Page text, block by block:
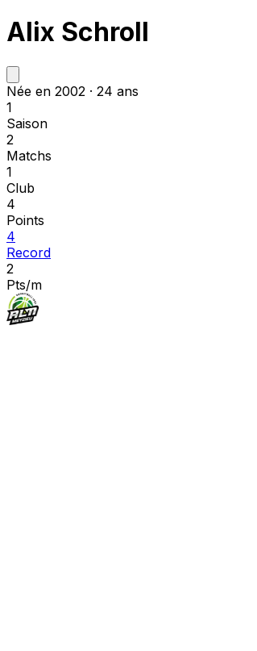
Alix Schroll
Née en 2002 · 24 ans
1
Saison
2
Matchs
1
Club
4
Points
4
Record
2
Pts/m